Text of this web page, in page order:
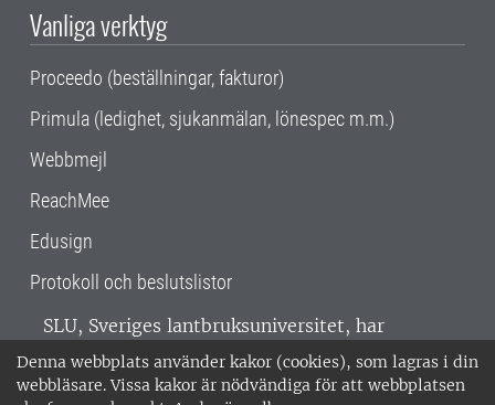
Denna webbplats använder kakor (cookies), som lagras i din
webbläsare. Vissa kakor är nödvändiga för att webbplatsen
Vanliga verktyg
Proceedo (beställningar, fakturor)
Primula (ledighet, sjukanmälan, lönespec m.m.)
Webbmejl
ReachMee
Edusign
Protokoll och beslutslistor
SLU, Sveriges lantbruksuniversitet, har
verksamhet över hela Sverige. Huvudorter är
Alnarp, Uppsala och Umeå.SLU är